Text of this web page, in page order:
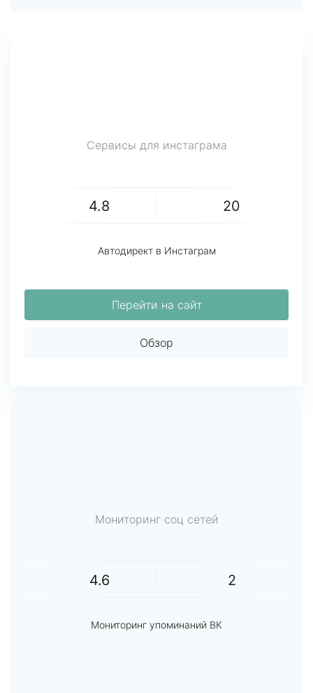
Сервисы для инстаграма
4.8 20
Автодирект в Инстаграм
Перейти на сайт
Обзор
Мониторинг соц сетей
4.6 2
Мониторинг упоминаний ВК